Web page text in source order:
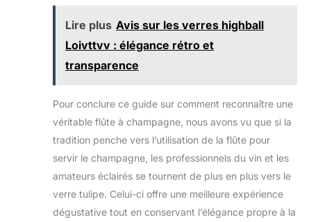
Lire plus Avis sur les verres highball
Loivttvv : élégance rétro et
transparence
Pour conclure ce guide sur comment reconnaître une
véritable flûte à champagne, nous avons vu que si la
tradition penche vers l’utilisation de la flûte pour
servir le champagne, les professionnels du vin et les
amateurs éclairés se tournent de plus en plus vers le
verre tulipe. Celui-ci offre une meilleure expérience
dégustative tout en conservant l’élégance propre à la